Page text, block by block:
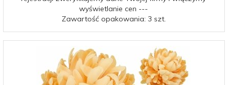
wyświetlanie cen ---
Zawartość opakowania: 3 szt.